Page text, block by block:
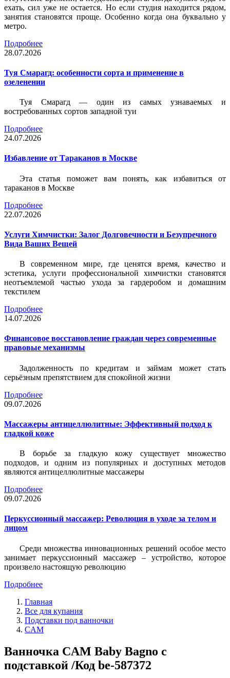
ехать, сил уже не остается. Но если студия находится рядом,
занятия становятся проще. Особенно когда она буквально у
метро.
Подробнее
28.07.2026
Туя Смарагд: особенности сорта и применение в
озеленении
Туя Смарагд — один из самых узнаваемых и
востребованных сортов западной туи
Подробнее
24.07.2026
Избавление от Тараканов в Москве
Эта статья поможет вам понять, как избавиться от
тараканов в Москве
Подробнее
22.07.2026
Услуги Химчистки: Залог Долговечности и Безупречного
Вида Ваших Вещей
В современном мире, где ценятся время, качество и
эстетика, услуги профессиональной химчистки становятся
неотъемлемой частью ухода за гардеробом и домашним
текстилем
Подробнее
14.07.2026
Финансовое восстановление граждан через современные
правовые механизмы
Задолженность по кредитам и займам может стать
серьёзным препятствием для спокойной жизни
Подробнее
09.07.2026
Массажеры антицеллюлитные: Эффективный подход к
гладкой коже
В борьбе за гладкую кожу существует множество
подходов, и одним из популярных и доступных методов
являются антицеллюлитные массажеры
Подробнее
09.07.2026
Перкуссионный массажер: Революция в уходе за телом и
лицом
Среди множества инновационных решений особое место
занимает перкуссионный массажер – устройство, которое
произвело настоящую революцию
Подробнее
Главная
Все для купания
Подставки под ванночки
CAM
Ванночка CAM Baby Bagno с
подставкой /Код be-587372